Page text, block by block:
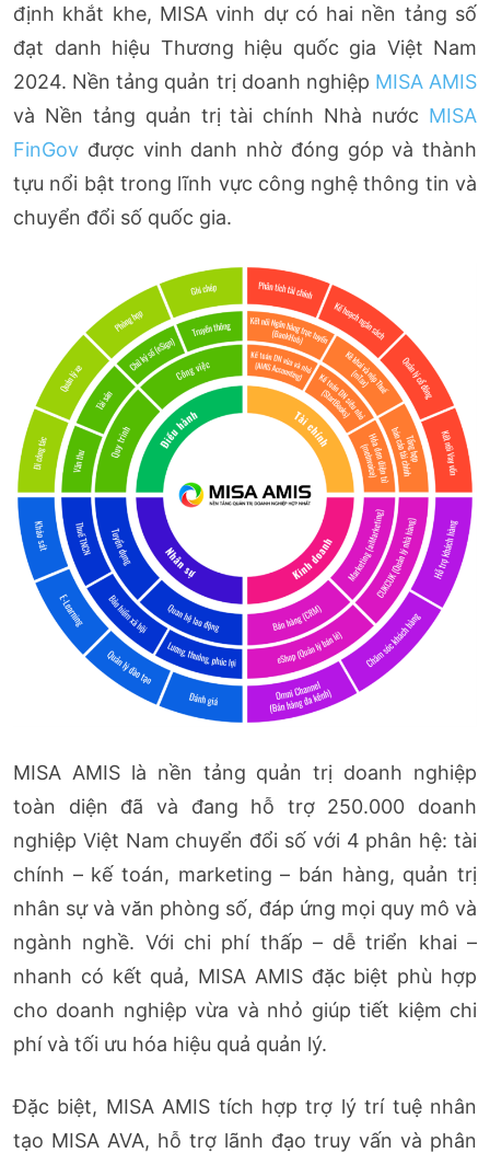
định khắt khe, MISA vinh dự có hai nền tảng số
đạt danh hiệu Thương hiệu quốc gia Việt Nam
2024. Nền tảng quản trị doanh nghiệp MISA AMIS
và Nền tảng quản trị tài chính Nhà nước MISA
FinGov được vinh danh nhờ đóng góp và thành
tựu nổi bật trong lĩnh vực công nghệ thông tin và
chuyển đổi số quốc gia.
MISA AMIS là nền tảng quản trị doanh nghiệp
toàn diện đã và đang hỗ trợ 250.000 doanh
nghiệp Việt Nam chuyển đổi số với 4 phân hệ: tài
chính – kế toán, marketing – bán hàng, quản trị
nhân sự và văn phòng số, đáp ứng mọi quy mô và
ngành nghề. Với chi phí thấp – dễ triển khai –
nhanh có kết quả, MISA AMIS đặc biệt phù hợp
cho doanh nghiệp vừa và nhỏ giúp tiết kiệm chi
phí và tối ưu hóa hiệu quả quản lý.
Đặc biệt, MISA AMIS tích hợp trợ lý trí tuệ nhân
tạo MISA AVA, hỗ trợ lãnh đạo truy vấn và phân